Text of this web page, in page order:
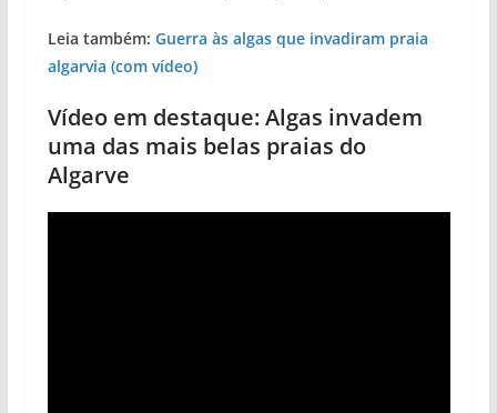
Leia também: Guerra às algas que invadiram praia
algarvia (com vídeo)
Vídeo em destaque: Algas invadem
uma das mais belas praias do
Algarve